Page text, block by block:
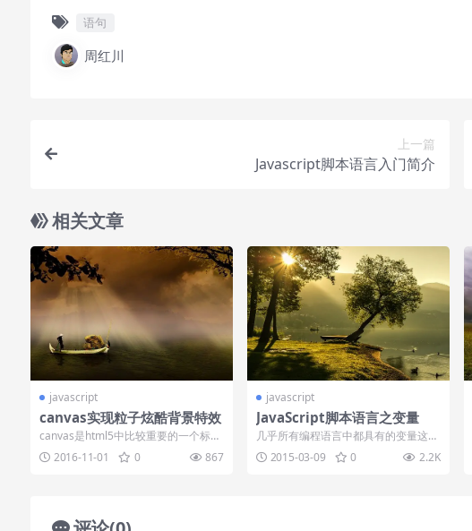
语句
周红川
上一篇
Javascript脚本语言入门简介
相关文章
javascript
canvas实现粒子炫酷背景特效
canvas是html5中比较重要的一个标
签，canvas的实现需要借助原生态的...
2016-11-01 0 867
javascript
JavaScript脚本语言之变量
几乎所有编程语言中都具有的变量这个
概念，通过变量可以为不同的名称赋
值。就如数学中...
2015-03-09 0 2.2K